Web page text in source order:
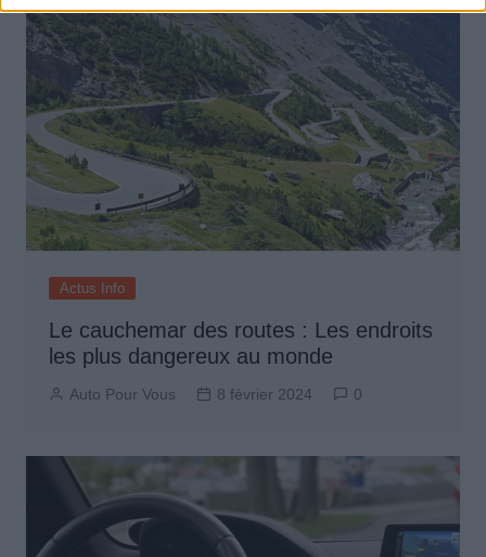
Actus Info
Le cauchemar des routes : Les endroits
les plus dangereux au monde
Auto Pour Vous 8 février 2024 0